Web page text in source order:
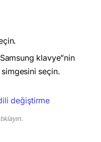
klavye”nin
seçin.